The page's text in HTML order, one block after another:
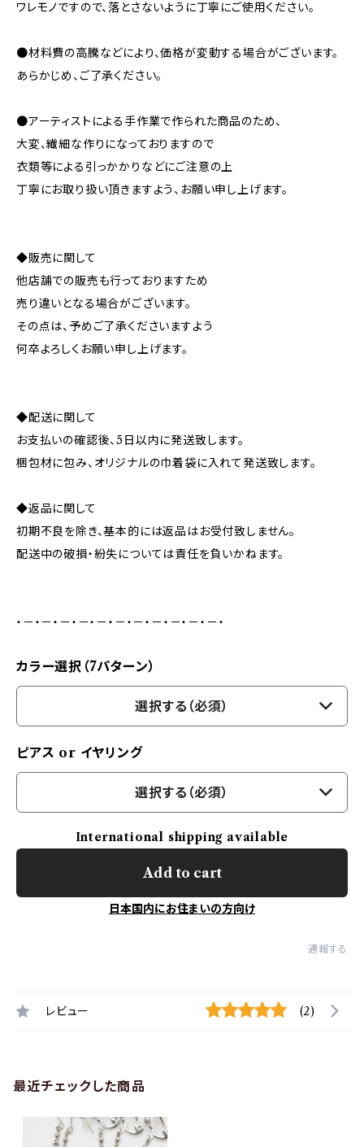
ワレモノですので、落とさないように丁寧にご使用ください。
●材料費の高騰などにより、価格が変動する場合がございます。
あらかじめ、ご了承ください。
●アーティストによる手作業で作られた商品のため、
大変、繊細な作りになっておりますので
衣類等による引っかかりなどにご注意の上
丁寧にお取り扱い頂きますよう、お願い申し上げます。
◆販売に関して
他店舗での販売も行っておりますため
売り違いとなる場合がございます。
その点は、予めご了承くださいますよう
何卒よろしくお願い申し上げます。
◆配送に関して
お支払いの確認後、5日以内に発送致します。
梱包材に包み、オリジナルの巾着袋に入れて発送致します。
◆返品に関して
初期不良を除き、基本的には返品はお受付致しません。
配送中の破損・紛失については責任を負いかねます。
・－・－・－・－・－・－・－・－・－・－・－・
カラー選択（7パターン）
選択する（必須）
ピアス or イヤリング
選択する（必須）
International shipping available
Add to cart
日本国内にお住まいの方向け
通報する
レビュー (2)
最近チェックした商品